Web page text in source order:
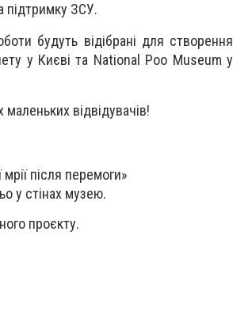
підтримку ЗСУ.
будуть відібрані для створення
у Києві та National Poo Museum у
відвідувачів!
після перемоги»
у стінах музею.
проєкту.